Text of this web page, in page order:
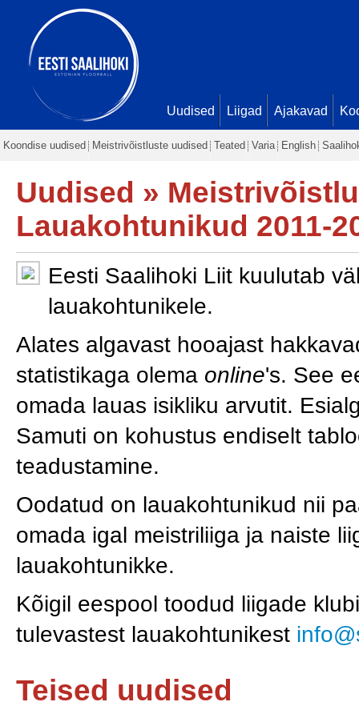
Uudised Liigad Ajakavad
Koondise uudised Meistrivõistluste uudised Teated Varia English
Uudised »
Lauakohtunikud 2011-
Eesti Saalihoki Liit kuulutab
lauakohtunikele.
Alates algavast hooajast
statistikaga olema online's. See
omada lauas isikliku arvutit.
Samuti on kohustus endiselt
teadustamine.
Oodatud on lauakohtunikud nii
omada igal meistriliiga ja naiste
lauakohtunikke.
Kõigil eespool toodud liigade
tulevastest lauakohtunikest
Teised uudised